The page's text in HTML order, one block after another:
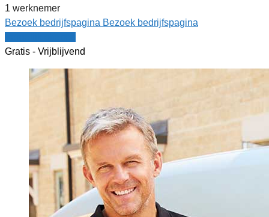
1 werknemer
Bezoek bedrijfspagina Bezoek bedrijfspagina
Gratis - Vrijblijvend